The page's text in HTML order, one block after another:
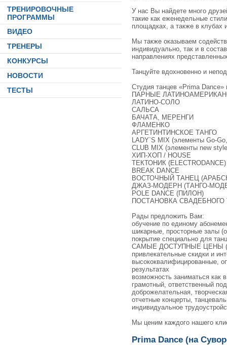
ТРЕНИРОВОЧНЫЕ
ПРОГРАММЫ
ВИДЕО
ТРЕНЕРЫ
КОНКУРСЫ
НОВОСТИ
ТЕСТЫ
У нас Вы найдете много
такие как еженедельные
площадках, а также в клубах
Мы также оказываем
индивидуально, так и в
направлениях
Танцуйте вдохновенно и
Студия танцев «Prima
ПАРНЫЕ
ЛАТИНО-СОЛО
САЛЬСА
БАЧАТА, МЕРЕНГИ
ФЛАМЕНКО
АРГЕТИНТИНСКОЕ ТАНГО
LADY`S MIX (элементы Go-
CLUB MIX (элементы new
ХИП-ХОП / HOUSE
ТЕКТОНИК (ELECTRODANCE)
BREAK DANCE
ВОСТОЧНЫЙ ТАНЕЦ
ДЖАЗ-МОДЕРН (ТАНГО-
POLE DANCE (ПИЛОН)
ПОСТАНОВКА СВАДЕБНОГО
Рады предложить Вам:
обучение по единому
шикарные, просторные залы
покрытие специально для
САМЫЕ ДОСТУПНЫЕ ЦЕНЫ (от
привлекательные скидки и
высококвалифицированные,
результатах
возможность заниматься как
грамотный, ответственный
доброжелательная,
отчетные концерты,
индивидуальное
Мы ценим каждого нашего
Prima Dance (на